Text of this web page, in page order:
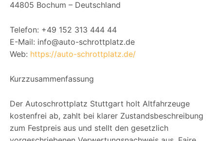
44805 Bochum – Deutschland
Telefon: +49 152 313 444 44
E-Mail: info@auto-schrottplatz.de
Web: https://auto-schrottplatz.de/
Kurzzusammenfassung
Der Autoschrottplatz Stuttgart holt Altfahrzeuge
kostenfrei ab, zahlt bei klarer Zustandsbeschreibung
zum Festpreis aus und stellt den gesetzlich